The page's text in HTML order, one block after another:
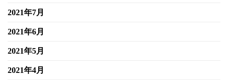
2021年7月
2021年6月
2021年5月
2021年4月